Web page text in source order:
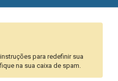
para redefinir sua
na sua caixa de spam.